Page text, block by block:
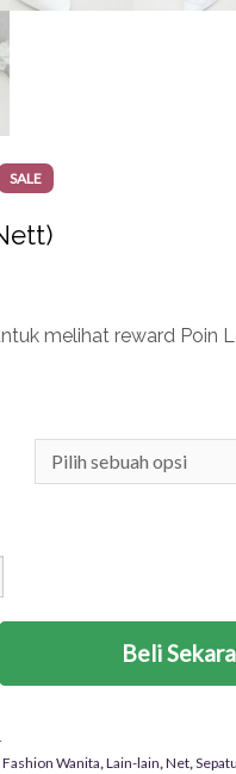
SALE
melihat reward Poin
Beli
Fashion Wanita, Lain-lain, Net, Sepatu